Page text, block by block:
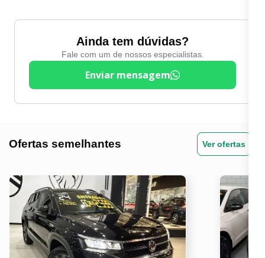
Ainda tem dúvidas?
Fale com um de nossos especialistas.
Enviar mensagem
Ofertas semelhantes Ver ofertas